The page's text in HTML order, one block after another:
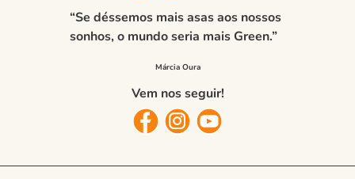
“Se déssemos mais asas aos nossos
sonhos, o mundo seria mais Green.”
Vem nos seguir!